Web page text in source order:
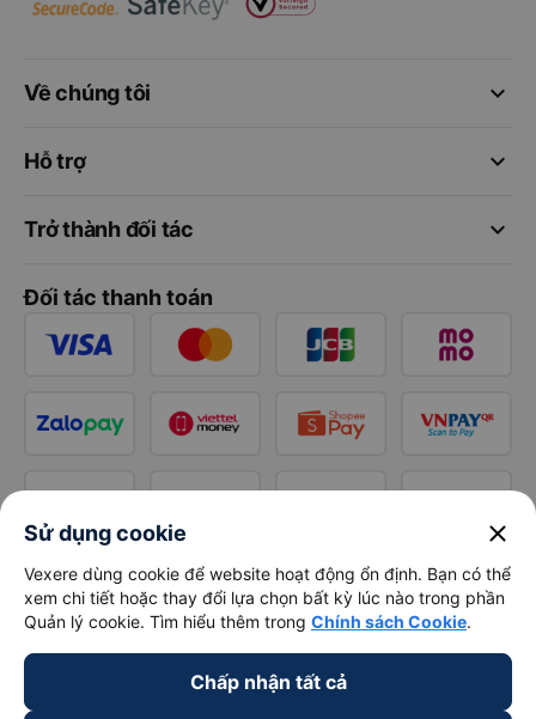
keyboard_arrow_down
Về chúng tôi
keyboard_arrow_down
Hỗ trợ
keyboard_arrow_down
Trở thành đối tác
Đối tác thanh toán
Sử dụng cookie close
Vexere dùng cookie để website hoạt động ổn định. Bạn có thể
xem chi tiết hoặc thay đổi lựa chọn bất kỳ lúc nào trong phần
Quản lý cookie. Tìm hiểu thêm trong Chính sách Cookie.
Chấp nhận tất cả